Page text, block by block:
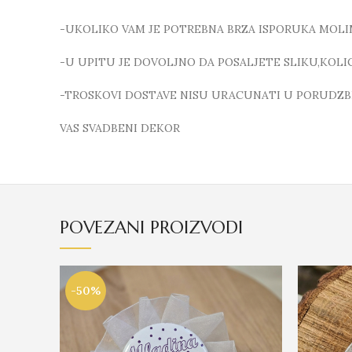
-UKOLIKO VAM JE POTREBNA BRZA ISPORUKA
-U UPITU JE DOVOLJNO DA POSALJETE
-TROSKOVI DOSTAVE NISU URACUNATI U
VAS SVADBENI DEKOR
POVEZANI PROIZVODI
-50%